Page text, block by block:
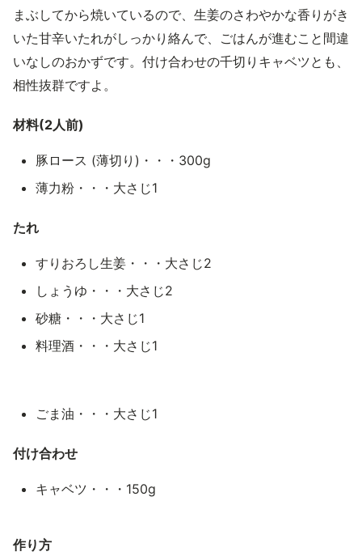
まぶしてから焼いているので、生姜のさわやかな香りがき
いた甘辛いたれがしっかり絡んで、ごはんが進むこと間違
いなしのおかずです。付け合わせの千切りキャベツとも、
相性抜群ですよ。
材料(2人前)
豚ロース (薄切り)・・・300g
薄力粉・・・大さじ1
たれ
すりおろし生姜・・・大さじ2
しょうゆ・・・大さじ2
砂糖・・・大さじ1
料理酒・・・大さじ1
ごま油・・・大さじ1
付け合わせ
キャベツ・・・150g
作り方